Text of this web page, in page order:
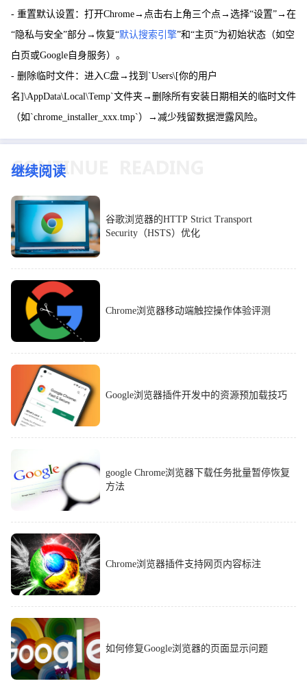
- 重置默认设置：打开Chrome→点击右上角三个点→选择“设置”→在
“隐私与安全”部分→恢复“默认搜索引擎”和“主页”为初始状态（如空
白页或Google自身服务）。
- 删除临时文件：进入C盘→找到`Users\[你的用户
名]\AppData\Local\Temp`文件夹→删除所有安装日期相关的临时文件
（如`chrome_installer_xxx.tmp`）→减少残留数据泄露风险。
继续阅读
谷歌浏览器的HTTP Strict Transport
Security（HSTS）优化
Chrome浏览器移动端触控操作体验评测
Google浏览器插件开发中的资源预加载技巧
google Chrome浏览器下载任务批量暂停恢复
方法
Chrome浏览器插件支持网页内容标注
如何修复Google浏览器的页面显示问题